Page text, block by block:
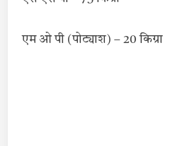
एम ओ पी (पोट्याश) – 20 किग्रा